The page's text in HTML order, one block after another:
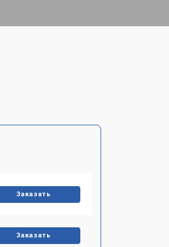
Заказать
Заказать